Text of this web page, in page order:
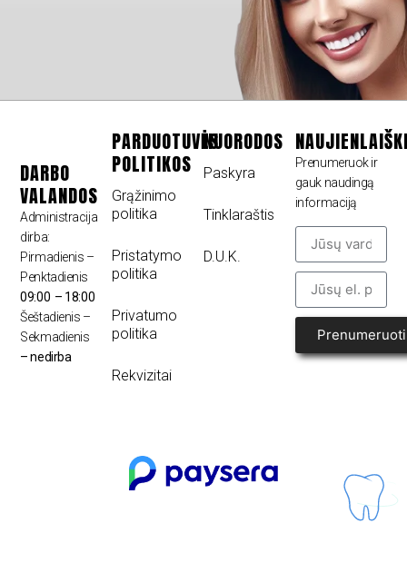
DARBO
VALANDOS
Administracija
dirba:
Pirmadienis –
Penktadienis
09:00 – 18:00
Šeštadienis –
Sekmadienis
– nedirba
PARDUOTUVĖS
POLITIKOS
Grąžinimo
politika
Pristatymo
politika
Privatumo
politika
Rekvizitai
NUORODOS
Paskyra
Tinklaraštis
D.U.K.
Prenumeruok ir
gauk naudingą
informaciją
Prenumeruoti